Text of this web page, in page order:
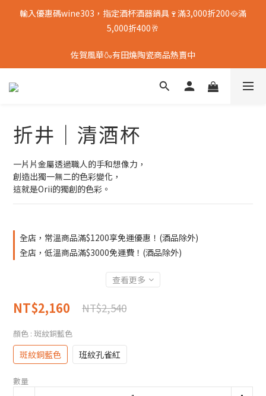
輸入優惠碼wine303，指定酒杯酒器鍋具🍷滿3,000折200🥘滿
5,000折400🥂
佐賀風華🍶有田燒陶瓷商品熱賣中
折井｜清酒杯
一片片金屬透過職人的手和想像力，
創造出獨一無二的色彩變化，
這就是Orii的獨創的色彩。
全店，常溫商品滿$1200享免運優惠！(酒品除外)
全店，低溫商品滿$3000免運費！(酒品除外)
查看更多
NT$2,540
NT$2,160
顏色 : 斑紋銅藍色
斑紋銅藍色 班紋孔雀紅
數量